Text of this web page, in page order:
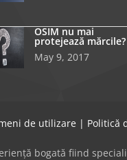
OSIM nu mai
protejează mărcile?
May 9, 2017
de utilizare | Politică
bogată fiind